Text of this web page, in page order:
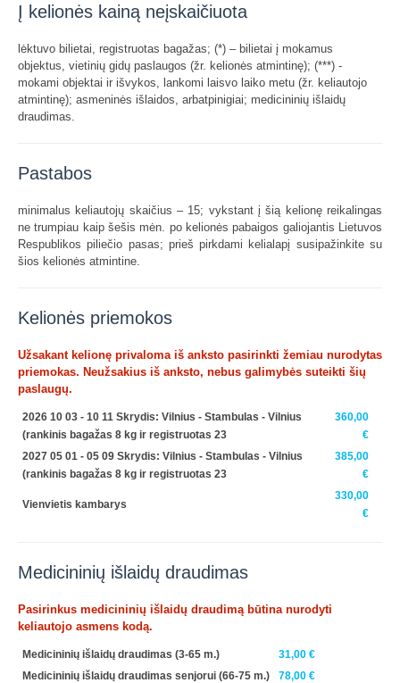
Į kelionės kainą neįskaičiuota
lėktuvo bilietai, registruotas bagažas; (*) – bilietai į mokamus
objektus, vietinių gidų paslaugos (žr. kelionės atmintinę); (***) -
mokami objektai ir išvykos, lankomi laisvo laiko metu (žr. keliautojo
atmintinę); asmeninės išlaidos, arbatpinigiai; medicininių išlaidų
draudimas.
Pastabos
minimalus keliautojų skaičius – 15; vykstant į šią kelionę reikalingas
ne trumpiau kaip šešis mėn. po kelionės pabaigos galiojantis Lietuvos
Respublikos piliečio pasas; prieš pirkdami kelialapį susipažinkite su
šios kelionės atmintine.
Kelionės priemokos
Užsakant kelionę privaloma iš anksto pasirinkti žemiau nurodytas
priemokas. Neužsakius iš anksto, nebus galimybės suteikti šių
paslaugų.
2026 10 03 - 10 11 Skrydis: Vilnius - Stambulas - Vilnius
(rankinis bagažas 8 kg ir registruotas 23
360,00
€
2027 05 01 - 05 09 Skrydis: Vilnius - Stambulas - Vilnius
(rankinis bagažas 8 kg ir registruotas 23
385,00
€
Vienvietis kambarys
330,00
€
Medicininių išlaidų draudimas
Pasirinkus medicininių išlaidų draudimą būtina nurodyti
keliautojo asmens kodą.
Medicininių išlaidų draudimas (3-65 m.)
31,00 €
Medicininių išlaidų draudimas senjorui (66-75 m.)
78,00 €